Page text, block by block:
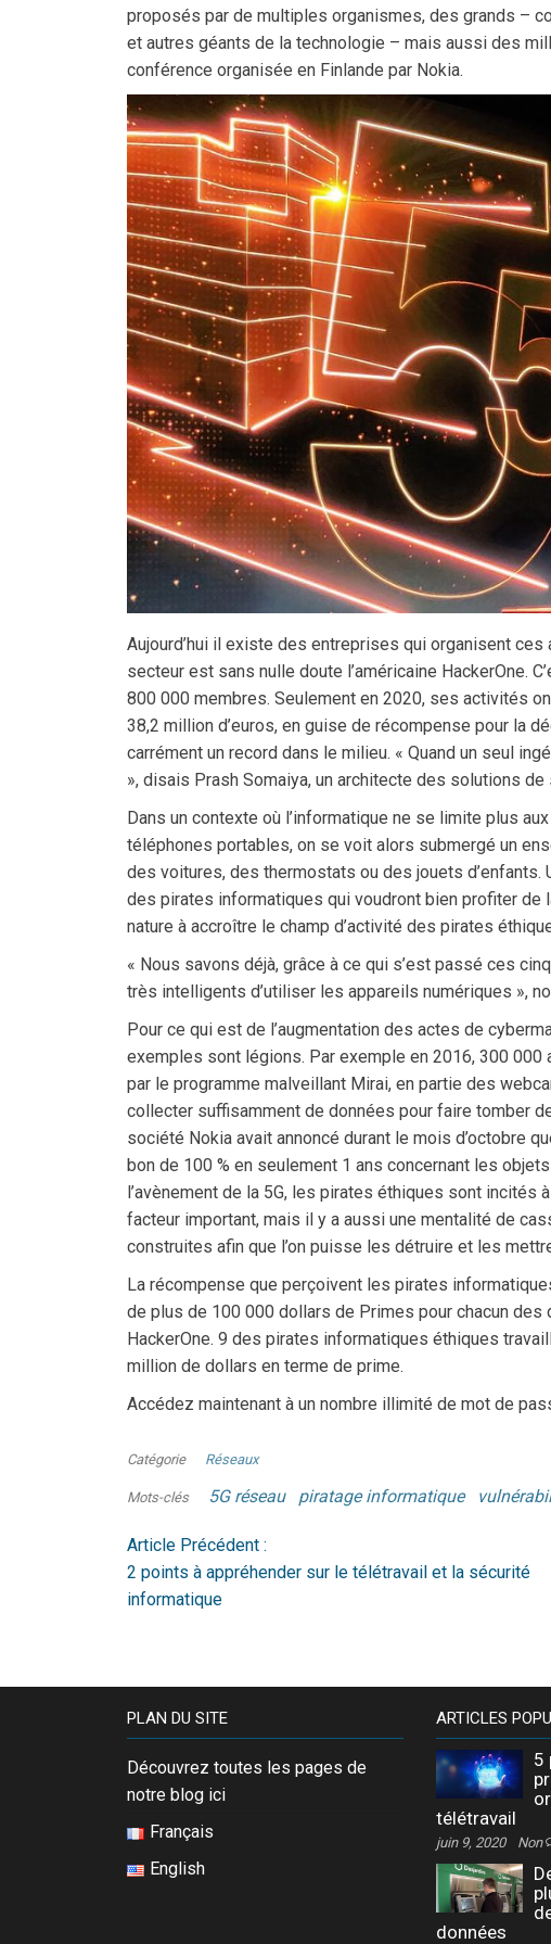
proposés par de multiples organismes, des grands –
et autres géants de la technologie – mais aussi des
conférence organisée en Finlande par Nokia.
Aujourd’hui il existe des entreprises qui organisent
secteur est sans nulle doute l’américaine HackerOne.
800 000 membres. Seulement en 2020, ses activités
38,2 million d’euros, en guise de récompense pour la
carrément un record dans le milieu. « Quand un seul
», disais Prash Somaiya, un architecte des solutions
Dans un contexte où l’informatique ne se limite plus
téléphones portables, on se voit alors submergé un
des voitures, des thermostats ou des jouets
des pirates informatiques qui voudront bien profiter de
nature à accroître le champ d’activité des pirates
« Nous savons déjà, grâce à ce qui s’est passé ces
très intelligents d’utiliser les appareils numériques »,
Pour ce qui est de l’augmentation des actes de
exemples sont légions. Par exemple en 2016, 300
par le programme malveillant Mirai, en partie des
collecter suffisamment de données pour faire tomber
société Nokia avait annoncé durant le mois d’octobre
bon de 100 % en seulement 1 ans concernant les
l’avènement de la 5G, les pirates éthiques sont incités
facteur important, mais il y a aussi une mentalité de
construites afin que l’on puisse les détruire et les
La récompense que perçoivent les pirates
de plus de 100 000 dollars de Primes pour chacun
HackerOne. 9 des pirates informatiques éthiques
million de dollars en terme de prime.
Accédez maintenant à un nombre illimité de mot de
Catégorie Réseaux
Mots-clés 5G réseau piratage informatique
Article Précédent :
2 points à appréhender sur le télétravail et la sécurité
informatique
PLAN DU SITE
Découvrez toutes les pages de
notre blog ici
Français
English
ARTICLES
5
télétravail
juin 9, 2020 Non
données